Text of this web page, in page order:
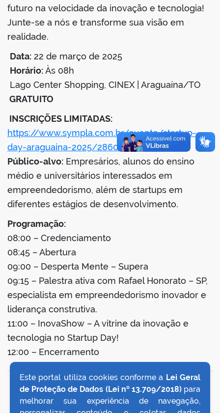
futuro na velocidade da inovação e tecnologia!
Junte-se a nós e transforme sua visão em
realidade.
Data: 22 de março de 2025
Horário:Às 08h
Lago Center Shopping, CINEX | Araguaína/TO
GRATUITO
INSCRIÇÕES LIMITADAS:
https://www.sympla.com.br/evento/startup-
day-araguaina-2025/2860641
Público-alvo: Empresários, alunos do ensino
médio e universitários interessados em
empreendedorismo, além de startups em
diferentes estágios de desenvolvimento.
Programação:
08:00 – Credenciamento
08:45 – Abertura
09:00 – Desperta Mente – Supera
09:15 – Palestra ativa com Rafael Honorato – SP,
especialista em empreendedorismo inovador e
liderança construtiva.
11:00 – InovaShow – A vitrine da inovação e
tecnologia no Startup Day!
12:00 – Encerramento
VOLTAR AO TOPO
Este portal utiliza cookies conforme a Lei Geral
de Proteção de Dados (Lei nº 13.709/2018)para
melhorar sua experiência de navegação,